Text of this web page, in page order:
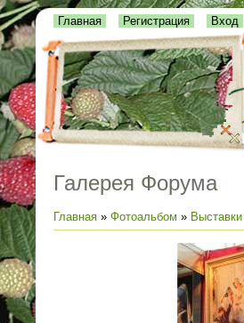
Главная Регистрация Вход
Галерея Форума
Главная » Фотоальбом » Выставки